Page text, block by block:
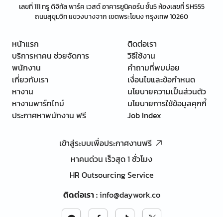
เลขที่ 111 ทรู ดิจิทัล พาร์ค เวสต์ อาคารยูนิคอร์น ชั้น5 ห้องเลขที่ SH555
ถนนสุขุมวิท แขวงบางจาก เขตพระโขนง กรุงเทพ 10260
หน้าแรก
บริการหาคน ช่วยจัดการ
พนักงาน
เกี่ยวกับเรา
หางาน
หางานพาร์ทไทม์
ประกาศหาพนักงาน ฟรี
ติดต่อเรา
วิธีใช้งาน
คำถามที่พบบ่อย
เงื่อนไขและข้อกำหนด
นโยบายความเป็นส่วนตัว
นโยบายการใช้ข้อมูลคุกกี้
Job Index
เข้าสู่ระบบเพื่อประกาศงานฟรี
หาคนด่วน เร็วสุด 1 ชั่วโมง
HR Outsourcing Service
ติดต่อเรา:info@daywork.co